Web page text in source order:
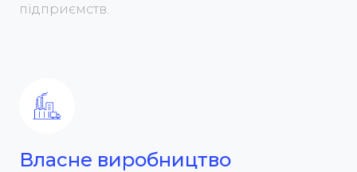
підприємств.
Власне виробництво